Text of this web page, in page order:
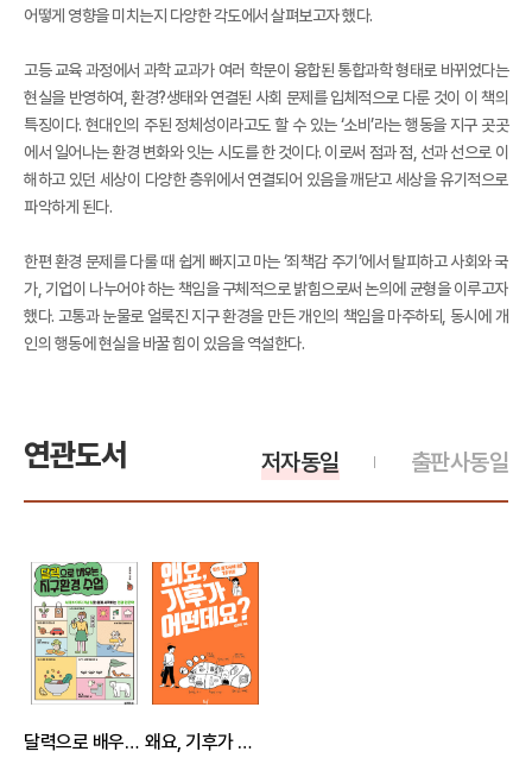
어떻게 영향을 미치는지 다양한 각도에서 살펴보고자 했다.
고등 교육 과정에서 과학 교과가 여러 학문이 융합된 통합과학 형태로 바뀌었다는
현실을 반영하여, 환경?생태와 연결된 사회 문제를 입체적으로 다룬 것이 이 책의
특징이다. 현대인의 주된 정체성이라고도 할 수 있는 ‘소비’라는 행동을 지구 곳곳
에서 일어나는 환경 변화와 잇는 시도를 한 것이다. 이로써 점과 점, 선과 선으로 이
해하고 있던 세상이 다양한 층위에서 연결되어 있음을 깨닫고 세상을 유기적으로
파악하게 된다.
한편 환경 문제를 다룰 때 쉽게 빠지고 마는 ‘죄책감 주기’에서 탈피하고 사회와 국
가, 기업이 나누어야 하는 책임을 구체적으로 밝힘으로써 논의에 균형을 이루고자
했다. 고통과 눈물로 얼룩진 지구 환경을 만든 개인의 책임을 마주하되, 동시에 개
인의 행동에 현실을 바꿀 힘이 있음을 역설한다.
연관도서 출판사동일
저자동일
달력으로 배우는 지구환경 수업 왜요, 기후가 어떤데요?